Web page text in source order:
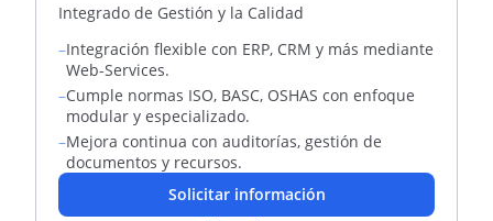
Integrado de Gestión y la Calidad
–Integración flexible con ERP, CRM y más mediante
Web-Services.
–Cumple normas ISO, BASC, OSHAS con enfoque
modular y especializado.
–Mejora continua con auditorías, gestión de
documentos y recursos.
Solicitar información